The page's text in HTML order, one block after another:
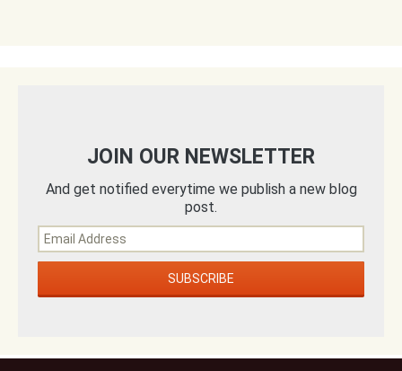
JOIN OUR NEWSLETTER
And get notified everytime we publish a new blog
post.